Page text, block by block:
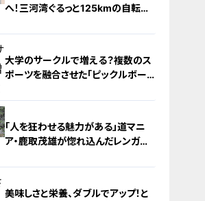
へ！三河湾ぐるっと125kmの自転車
大学のサークルで増える？複数のス
ポーツを融合させた「ピックルボー
「人を狂わせる魅力がある」道マニ
ア・鹿取茂雄が惚れ込んだレンガの
美味しさと栄養、ダブルでアップ！と